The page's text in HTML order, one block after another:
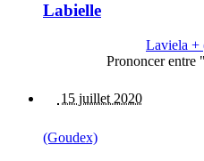
Labielle
Laviela +
Prononcer
15 juillet 2020
(Goudex)